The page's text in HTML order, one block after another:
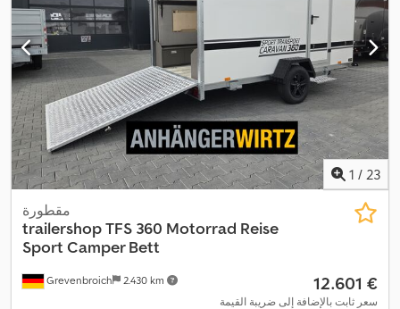
1 / 23
Grevenbroich 2.430 km
مقطورة
trailershopTFS 360 Motorrad Reise
Sport Camper Bett
‏12.601 €
سعر ثابت بالإضافة إلى ضريبة القيمة